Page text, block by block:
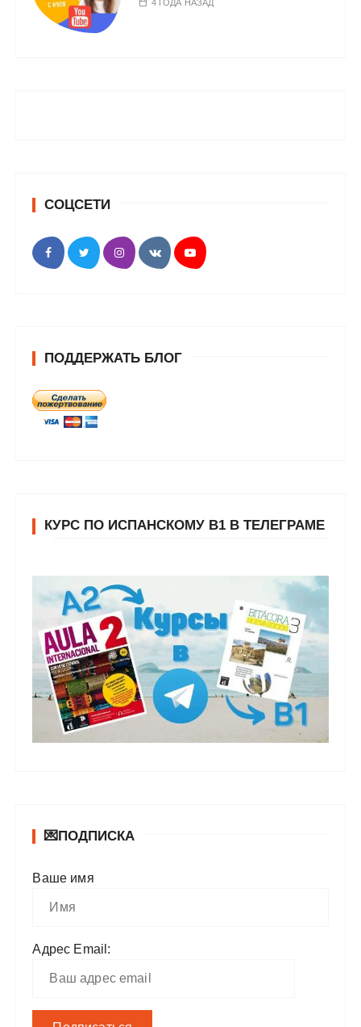
4 ГОДА НАЗАД
СОЦСЕТИ
ПОДДЕРЖАТЬ БЛОГ
КУРС ПО ИСПАНСКОМУ В1 В ТЕЛЕГРАМЕ
💌ПОДПИСКА
Ваше имя
Адрес Email: